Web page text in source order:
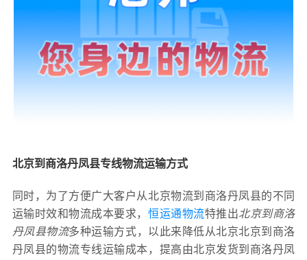
北京到商洛丹凤县专线物流运输方式
同时，为了方便广大客户从北京物流到商洛丹凤县的不同
运输时效和物流成本要求， 恒运通物流特推出北京到商洛
丹凤县物流多种运输方式，以此来降低从北京北京到商洛
丹凤县的物流专线运输成本，提高由北京发货到商洛丹凤